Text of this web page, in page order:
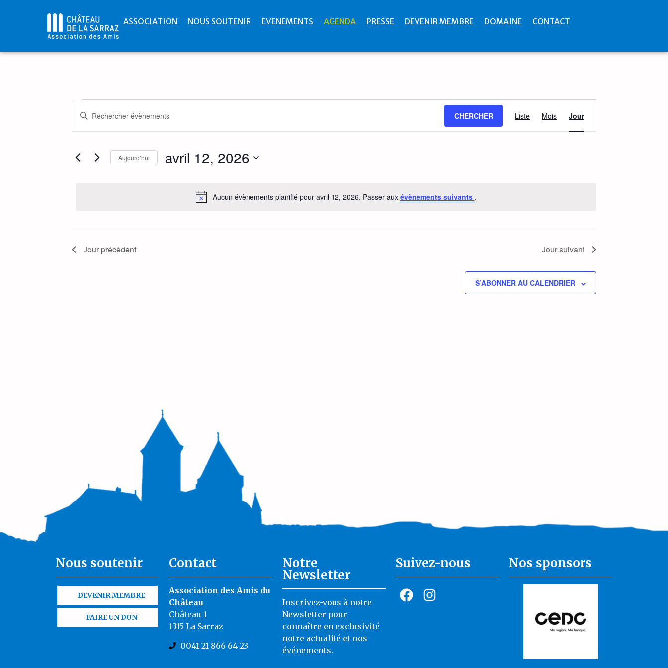
ASSOCIATION NOUS SOUTENIR EVENEMENTS AGENDA PRESSE DEVENIR MEMBRE DOMAINE CONTACT
Notice
Aucun évènements planifié pour avril 12, 2026. Passer aux évènements suivants .
Recherche
et
navigation
de
Saisir
mot-
Rechercher
mot-
CHERCHER
de
vues
Liste Mois Jour
Aujourd’hui avril 12, 2026
Jour précédent Jour suivant
S’ABONNER AU CALENDRIER
Nous soutenir
DEVENIR MEMBRE
FAIRE UN DON
Contact
Association des Amis du
Château
Château 1
1315 La Sarraz
0041 21 866 64 23
Notre
Newsletter
Inscrivez-vous à notre
Newsletter pour
connaître en exclusivité
notre actualité et nos
événements.
Suivez-nous Nos sponsors